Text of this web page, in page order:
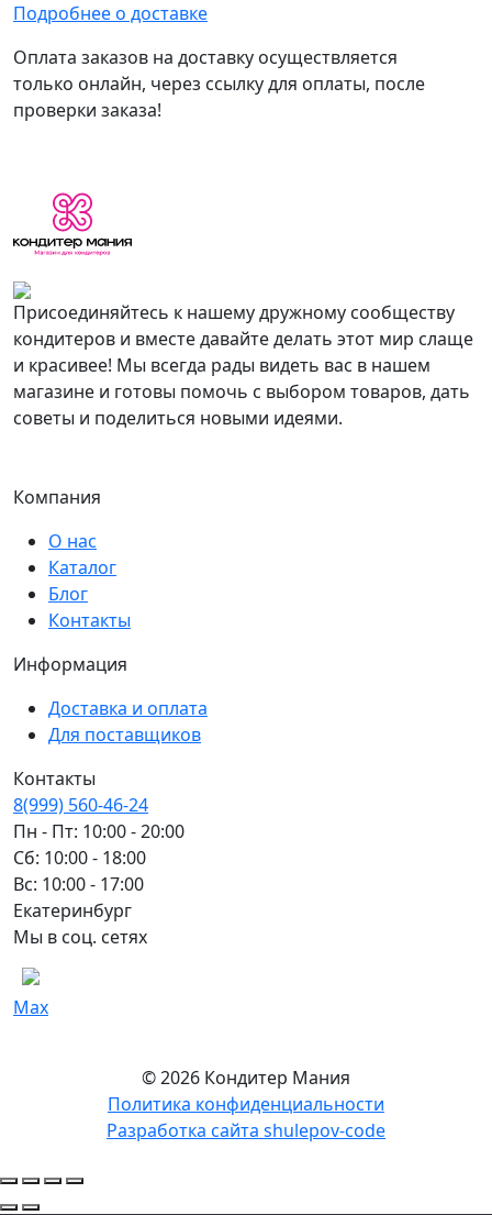
Подробнее о доставке
Оплата заказов на доставку осуществляется
только онлайн, через ссылку для оплаты, после
проверки заказа!
Присоединяйтесь к нашему дружному сообществу
кондитеров и вместе давайте делать этот мир слаще
и красивее! Мы всегда рады видеть вас в нашем
магазине и готовы помочь с выбором товаров, дать
советы и поделиться новыми идеями.
Компания
О нас
Каталог
Блог
Контакты
Информация
Доставка и оплата
Для поставщиков
Контакты
8(999) 560-46-24
Пн - Пт: 10:00 - 20:00
Сб: 10:00 - 18:00
Вс: 10:00 - 17:00
Екатеринбург
Мы в соц. сетях
Max
© 2026 Кондитер Мания
Политика конфиденциальности
Разработка сайта shulepov-code